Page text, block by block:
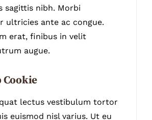
sagittis nibh. Morbi
ultricies ante ac congue.
erat, finibus in velit
augue.
Cookie
lectus vestibulum tortor
euismod nisl varius. Ut eu